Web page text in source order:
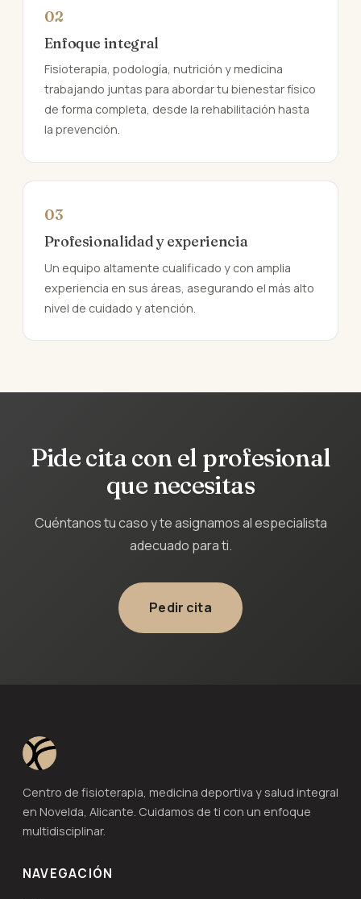
02
Enfoque integral
Fisioterapia, podología, nutrición y medicina
trabajando juntas para abordar tu bienestar físico
de forma completa, desde la rehabilitación hasta
la prevención.
03
Profesionalidad y experiencia
Un equipo altamente cualificado y con amplia
experiencia en sus áreas, asegurando el más alto
nivel de cuidado y atención.
Pide cita con el profesional
que necesitas
Cuéntanos tu caso y te asignamos al especialista
adecuado para ti.
Pedir cita
Centro de fisioterapia, medicina deportiva y salud integral
en Novelda, Alicante. Cuidamos de ti con un enfoque
multidisciplinar.
NAVEGACIÓN